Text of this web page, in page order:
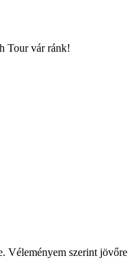
Tour vár ránk!
Véleményem szerint jövőre